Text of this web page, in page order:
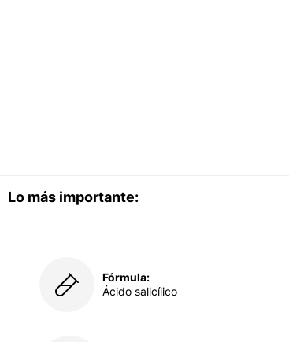
Lo más importante:
Fórmula:
Ácido salicílico